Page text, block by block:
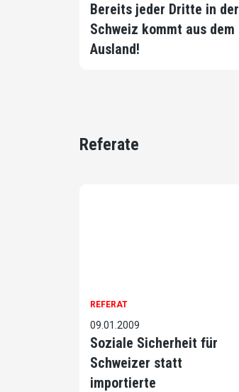
Bereits jeder Dritte in der
Schweiz kommt aus dem
Ausland!
Referate
REFERAT
09.01.2009
Soziale Sicherheit für
Schweizer statt
importierte